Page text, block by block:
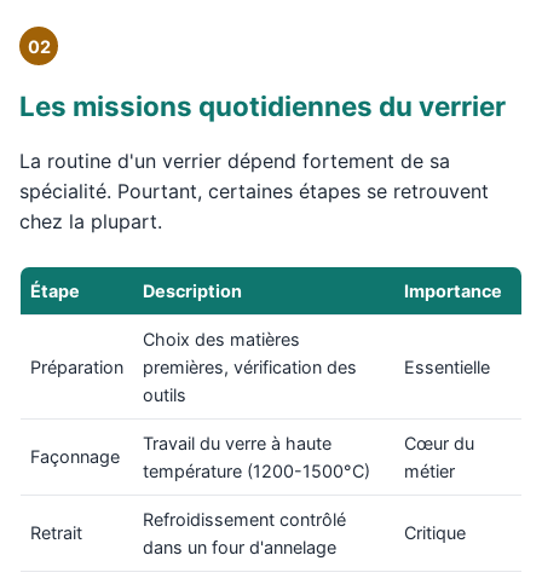
02
Les missions quotidiennes du verrier
La routine d'un verrier dépend fortement de sa
spécialité. Pourtant, certaines étapes se retrouvent
chez la plupart.
Étape Description Importance
Préparation
Choix des matières
premières, vérification des
outils
Essentielle
Façonnage
Travail du verre à haute
température (1200-1500°C)
Cœur du
métier
Retrait
Refroidissement contrôlé
dans un four d'annelage
Critique